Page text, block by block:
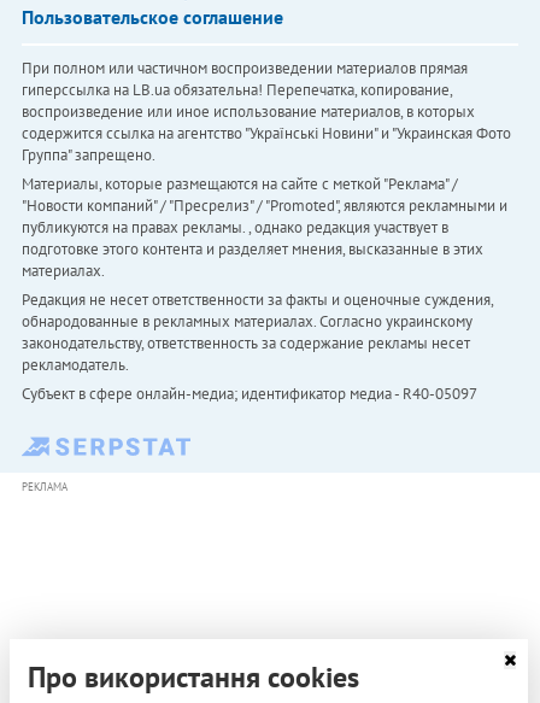
Пользовательское соглашение
При полном или частичном воспроизведении материалов прямая
гиперссылка на LB.ua обязательна! Перепечатка, копирование,
воспроизведение или иное использование материалов, в которых
содержится ссылка на агентство "Українськi Новини" и "Украинская Фото
Группа" запрещено.
Материалы, которые размещаются на сайте с меткой "Реклама" /
"Новости компаний" / "Пресрелиз" / "Promoted", являются рекламными и
публикуются на правах рекламы. , однако редакция участвует в
подготовке этого контента и разделяет мнения, высказанные в этих
материалах.
Редакция не несет ответственности за факты и оценочные суждения,
обнародованные в рекламных материалах. Согласно украинскому
законодательству, ответственность за содержание рекламы несет
рекламодатель.
Субъект в сфере онлайн-медиа; идентификатор медиа - R40-05097
РЕКЛАМА
Про використання cookies